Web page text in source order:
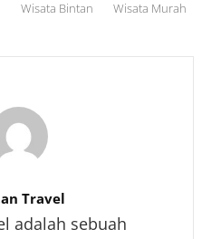
Wisata Bintan Wisata Murah
Travel
adalah sebuah